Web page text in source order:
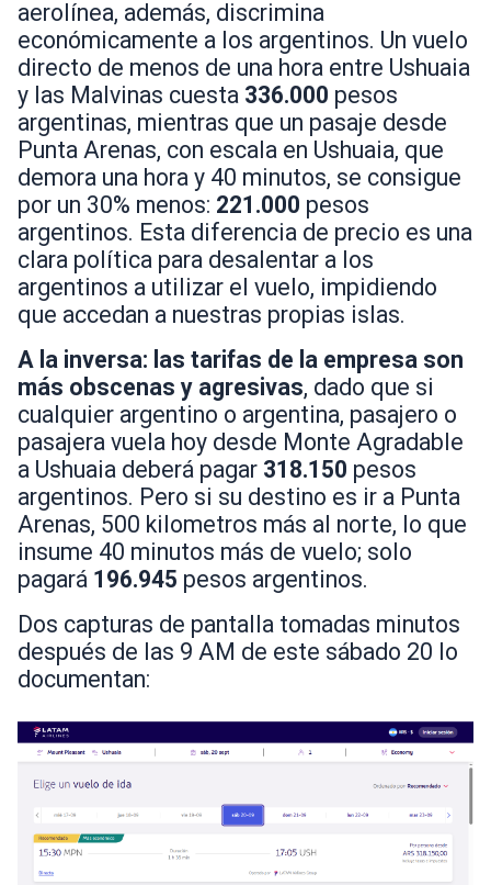
aerolínea, además, discrimina
económicamente a los argentinos. Un vuelo
directo de menos de una hora entre Ushuaia
y las Malvinas cuesta 336.000 pesos
argentinas, mientras que un pasaje desde
Punta Arenas, con escala en Ushuaia, que
demora una hora y 40 minutos, se consigue
por un 30% menos: 221.000 pesos
argentinos. Esta diferencia de precio es una
clara política para desalentar a los
argentinos a utilizar el vuelo, impidiendo
que accedan a nuestras propias islas.
A la inversa: las tarifas de la empresa son
más obscenas y agresivas, dado que si
cualquier argentino o argentina, pasajero o
pasajera vuela hoy desde Monte Agradable
a Ushuaia deberá pagar 318.150 pesos
argentinos. Pero si su destino es ir a Punta
Arenas, 500 kilometros más al norte, lo que
insume 40 minutos más de vuelo; solo
pagará 196.945 pesos argentinos.
Dos capturas de pantalla tomadas minutos
después de las 9 AM de este sábado 20 lo
documentan: